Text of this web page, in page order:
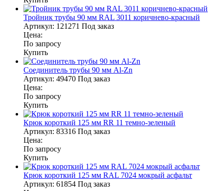
Тройник трубы 90 мм RAL 3011 коричнево-красный
Артикул: 121271 Под заказ
Цена:
По запросу
Купить
Соединитель трубы 90 мм Al-Zn
Артикул: 49470 Под заказ
Цена:
По запросу
Купить
Крюк короткий 125 мм RR 11 темно-зеленый
Артикул: 83316 Под заказ
Цена:
По запросу
Купить
Крюк короткий 125 мм RAL 7024 мокрый асфальт
Артикул: 61854 Под заказ